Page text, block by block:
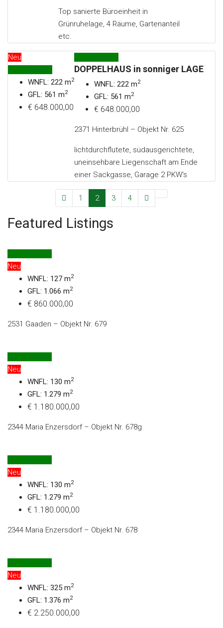
Top sanierte Büroeinheit in
Grünruhelage, 4 Räume, Gartenanteil
etc.
Neu
Zu Verkaufen
WNFL: 222 m2
GFL: 561 m2
€ 648.000,00
Zu Verkaufen
DOPPELHAUS in sonniger LAGE
WNFL: 222 m2
GFL: 561 m2
€ 648.000,00
2371 Hinterbrühl – Objekt Nr. 625
lichtdurchflutete, südausgerichtete,
uneinsehbare Liegenschaft am Ende
einer Sackgasse, Garage 2 PKW's
1 2 3 4
Featured Listings
Zu Verkaufen
Neu
WNFL: 127 m2
GFL: 1.066 m2
€ 860.000,00
2531 Gaaden – Objekt Nr. 679
Zu Verkaufen
Neu
WNFL: 130 m2
GFL: 1.279 m2
€ 1.180.000,00
2344 Maria Enzersdorf – Objekt Nr. 678g
Zu Verkaufen
Neu
WNFL: 130 m2
GFL: 1.279 m2
€ 1.180.000,00
2344 Maria Enzersdorf – Objekt Nr. 678
Zu Verkaufen
Neu
WNFL: 325 m2
GFL: 1.376 m2
€ 2.250.000,00